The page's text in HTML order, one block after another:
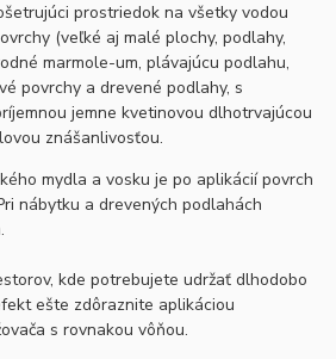
prostriedok na všetky vodou
(veľké aj malé plochy, podlahy,
marmole-um, plávajúcu podlahu,
povrchy a drevené podlahy, s
jemne kvetinovou dlhotrvajúcou
znášanlivosťou.
mydla a vosku je po aplikácií povrch
nábytku a drevených podlahách
kde potrebujete udržať dlhodobo
ešte zdôraznite aplikáciou
s rovnakou vôňou.